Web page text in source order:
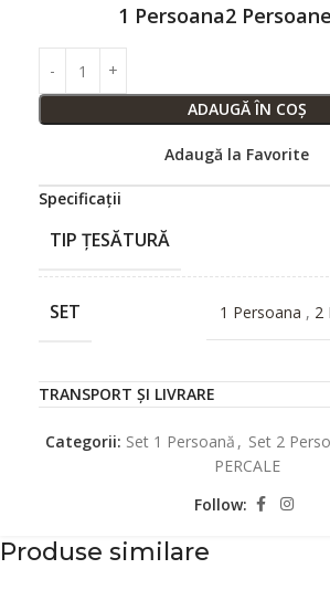
1 Persoana2 Persoane
ADAUGĂ ÎN COȘ
Adaugă la Favorite
Specificații
TIP ȚESĂTURĂ
SET 1 Persoana , 2
TRANSPORT ȘI LIVRARE
Categorii: Set 1 Persoană , Set 2
PERCALE
Follow:
Produse similare